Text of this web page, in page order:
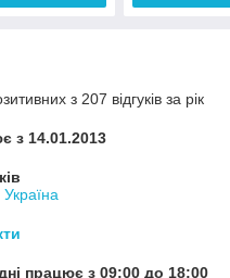
з 207 відгуків за рік
з 14.01.2013
Україна
працює з 09:00 до 18:00